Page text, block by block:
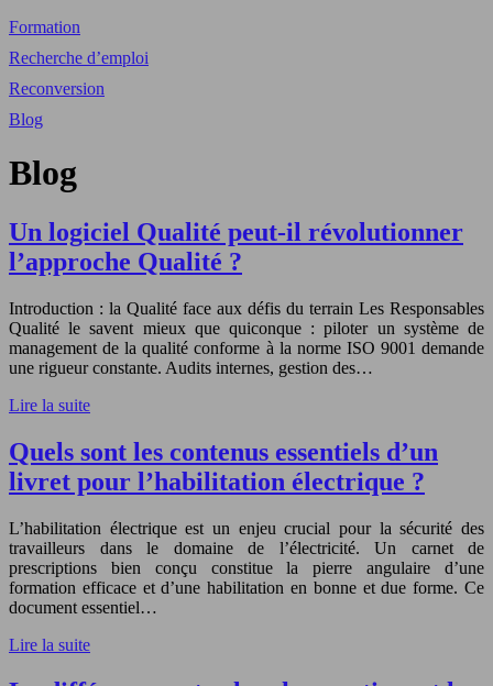
Formation
Recherche d’emploi
Reconversion
Blog
Blog
Un logiciel Qualité peut-il révolutionner
l’approche Qualité ?
Introduction : la Qualité face aux défis du terrain Les Responsables
Qualité le savent mieux que quiconque : piloter un système de
management de la qualité conforme à la norme ISO 9001 demande
une rigueur constante. Audits internes, gestion des…
Lire la suite
Quels sont les contenus essentiels d’un
livret pour l’habilitation électrique ?
L’habilitation électrique est un enjeu crucial pour la sécurité des
travailleurs dans le domaine de l’électricité. Un carnet de
prescriptions bien conçu constitue la pierre angulaire d’une
formation efficace et d’une habilitation en bonne et due forme. Ce
document essentiel…
Lire la suite